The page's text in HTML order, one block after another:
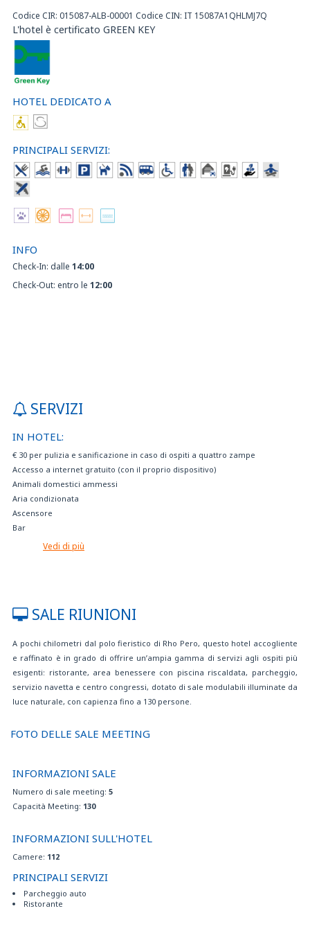
Codice CIR: 015087-ALB-00001 Codice CIN: IT 15087A1QHLMJ7Q
L'hotel è certificato GREEN KEY
HOTEL DEDICATO A
PRINCIPALI SERVIZI:
INFO
Check-In: dalle 14:00
Check-Out: entro le 12:00
SERVIZI
IN HOTEL:
€ 30 per pulizia e sanificazione in caso di ospiti a quattro zampe
Accesso a internet gratuito (con il proprio dispositivo)
Animali domestici ammessi
Aria condizionata
Ascensore
Bar
Camere accessibili ai disabili
Garage interno, videosorvegliato, 15€ al giorno a vettura
Internet Wi-Fi gratuito
Letto aggiunto disponibile su richiesta
Massaggi ed estetica su richiesta e a pagamento
Mediaset Premium gratuito
Noleggio auto
Parcheggio disabili
Prenotazioni musei, escursioni turistiche, voli aerei, noleggio auto,...
Prevendita biglietti per eventi locali
Prodotti senza glutine per celiaci su richiesta
Se non inclusa nella tariffa prenotata, la colazione può essere acquistata
in hotel a EUR 16 per persona, al giorno
Servizio Baby - sitting su richiesta, a pagamento
Servizio fax, fotocopie, stampa
Vedi di più
SALE RIUNIONI
A pochi chilometri dal polo fieristico di Rho Pero, questo hotel accogliente
e raffinato è in grado di offrire un’ampia gamma di servizi agli ospiti più
esigenti: ristorante, area benessere con piscina riscaldata, parcheggio,
servizio navetta e centro congressi, dotato di sale modulabili illuminate da
luce naturale, con capienza fino a 130 persone.
FOTO DELLE SALE MEETING
INFORMAZIONI SALE
Numero di sale meeting: 5
Capacità Meeting: 130
INFORMAZIONI SULL'HOTEL
Camere: 112
PRINCIPALI SERVIZI
Parcheggio auto
Ristorante